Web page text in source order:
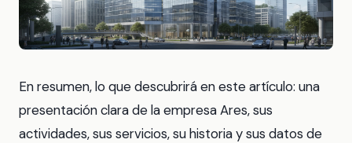
En resumen, lo que descubrirá en este artículo: una
presentación clara de la empresa Ares, sus
actividades, sus servicios, su historia y sus datos de